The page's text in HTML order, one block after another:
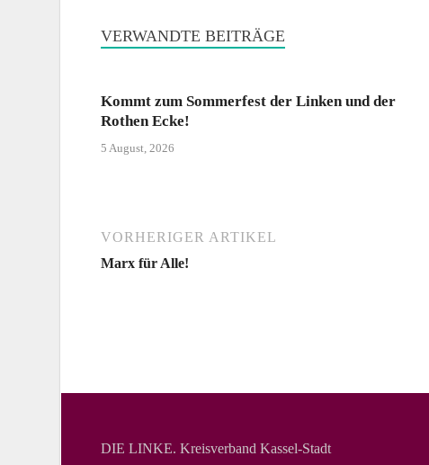
VERWANDTE BEITRÄGE
Kommt zum Sommerfest der Linken und der
Rothen Ecke!
5 August, 2026
VORHERIGER ARTIKEL
Marx für Alle!
DIE LINKE. Kreisverband Kassel-Stadt